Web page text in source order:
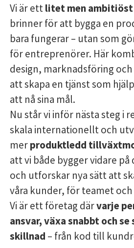
Vi är ettlitet men
brinner för att bygga en
bara fungerar – utan som
för entreprenörer. Här
design, marknadsföring
att skapa en tjänst som
att nå sina mål.
Nu står vi inför nästa steg i
skala internationellt och
merproduktledd
att vi både bygger vidare
och utforskar nya sätt att
våra kunder, för teamet
Vi är ett företag därvarje
ansvar, växa snabbt och
skillnad – från kod till